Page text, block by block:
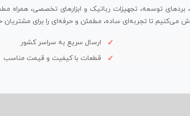
بردهای توسعه، تجهیزات رباتیک و ابزارهای تخصصی، همراه
تا تجربه‌ای ساده، مطمئن و حرفه‌ای را برای مشتریان
ارسال سریع به سراسر کشور
قطعات با کیفیت و قیمت مناسب